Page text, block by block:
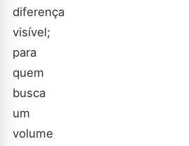
diferença
visível;
para
quem
busca
um
volume